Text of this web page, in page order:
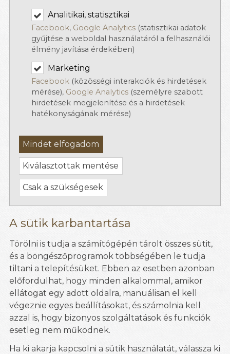
Analitikai, statisztikai
Facebook, Google Analytics (statisztikai adatok
gyűjtése a weboldal használatáról a felhasználói
élmény javítása érdekében)
Marketing
Facebook (közösségi interakciók és hirdetések
mérése), Google Analytics (személyre szabott
hirdetések megjelenítése és a hirdetések
hatékonyságának mérése)
Mindet elfogadom
Kiválasztottak mentése
Csak a szükségesek
A sütik karbantartása
Törölni is tudja a számítógépén tárolt összes sütit,
és a böngészőprogramok többségében le tudja
tiltani a telepítésüket. Ebben az esetben azonban
előfordulhat, hogy minden alkalommal, amikor
ellátogat egy adott oldalra, manuálisan el kell
végeznie egyes beállításokat, és számolnia kell
azzal is, hogy bizonyos szolgáltatások és funkciók
esetleg nem működnek.
Ha ki akarja kapcsolni a sütik használatát, válassza ki